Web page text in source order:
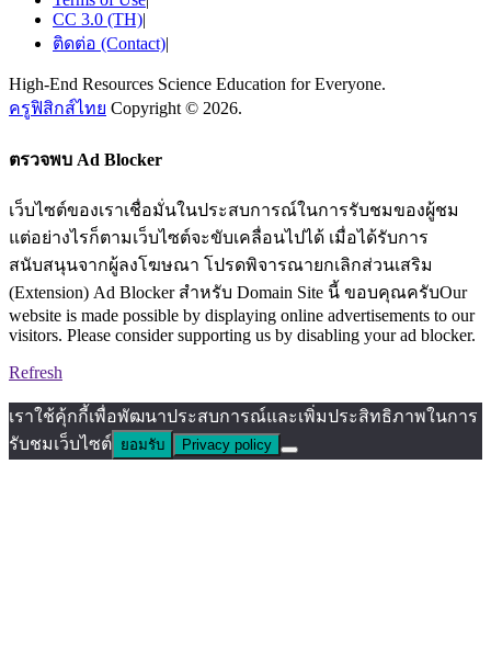
CC 3.0 (TH)
ติดต่อ (Contact)
High-End Resources Science Education for Everyone.
ครูฟิสิกส์ไทย Copyright © 2026.
ตรวจพบ Ad Blocker
เว็บไซต์ของเราเชื่อมั่นในประสบการณ์ในการรับชมของผู้ชม
แต่อย่างไรก็ตามเว็บไซต์จะขับเคลื่อนไปได้ เมื่อได้รับการ
สนับสนุนจากผู้ลงโฆษณา โปรดพิจารณายกเลิกส่วนเสริม
(Extension) Ad Blocker สำหรับ Domain Site นี้ ขอบคุณครับOur
website is made possible by displaying online advertisements to our
visitors. Please consider supporting us by disabling your ad blocker.
Refresh
เราใช้คุ้กกี้เพื่อพัฒนาประสบการณ์และเพิ่มประสิทธิภาพในการ
รับชมเว็บไซต์ ยอมรับ Privacy policy